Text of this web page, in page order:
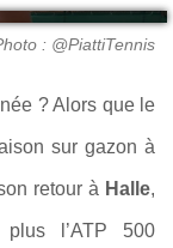
: @PiattiTennis
? Alors que le
sur gazon à
retour à Halle,
l’ATP 500